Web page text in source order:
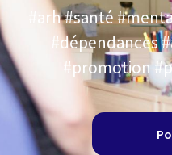
#arh #santé
#dépendances
#promotion